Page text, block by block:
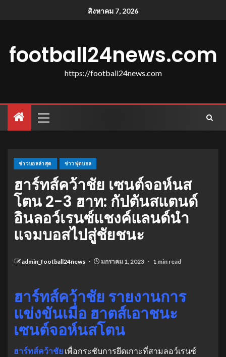
สิงหาคม 7, 2026
football24news.com
https://football24news.com
ข่าวบอลล่าสุด ข่าวฟุตบอล
ฮาร์ทส์คว้าชัย เซนต์จอห์นส
โตน 2-3 ฮาท: กัปตันสแตนด์
อินลอว์เรนซ์แชงค์แลนด์นํา
แจมบอสไปสู่ชัยชนะ
admin_football24news มกราคม 1, 2023 1 min read
ฮาร์ทส์คว้าชัย รายงานการ
แข่งขันเมื่อ ฮาตส์เอาชนะ
เซนต์จอห์นสโตน
ฮาร์ทส์คว้าชัย เพื่อกระชับการยึดเกาะที่สามลอว์เรนซ์